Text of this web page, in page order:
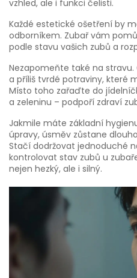
vzhled, ale i funkci čelisti.
Každé estetické ošetření by
odborníkem. Zubař vám
podle stavu vašich zubů a
Nezapomeňte také na
a příliš tvrdé potraviny, které
Místo toho zařaďte do
a zeleninu – podpoří zdraví
Jakmile máte základní
úpravy, úsměv zůstane
Stačí dodržovat jednoduché
kontrolovat stav zubů u
nejen hezký, ale i silný.